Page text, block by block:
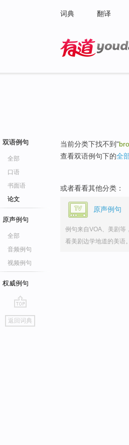
词典 翻译
双语例句
全部
口语
书面语
论文
原声例句
全部
音频例句
视频例句
权威例句
go
top
返回词典
当前分类下找不到"
查看双语例句下的全
或者看看其他分类：
原声例句
例句来自VOA、美剧等
看美剧边学地道的美语。